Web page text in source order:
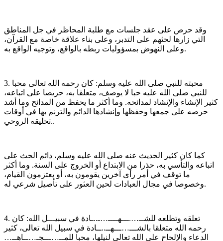
وقد حرص على عقد جلسات مع طلبة المحاظر في جل المناطق
التي زارها لحثهم على التدبر، وعلى بناء علاقة خاصة مع القرآن،
وعلى النهوض بمسؤوليات ربطه بالواقع، وتوجيه الواقع به.
3. محبته للنبي صلى الله عليه وسلم: كان رحمه الله تعالى محبا
للنبي صلى الله عليه حبا لا يوصف، متعلقا به، حريصا على اتباعه،
كثير الإنشاء والإنشاد لمدائحه. وما أكثر ما يحفظ من المدائح وما أشد
حرصه على جمعها وحفظها وإنشادها الدائم والترنم بها في أوقات
تحليقه الروحي..
كما كان كثير الحديث عنه صلى الله عليه وسلم، دائم الحث على
اتباعه والتأسي به، حذرا من الابتداع أو الخروج على السنة. وما أكثر
ما توقف في أمر رأى آخرين يقومون به، أو يعتزمون القيام،
وخصوصا في مجال العبادات لحين العثور على تأصيل شرعي له.
4. تعلقه وتطلعه للشــ….ـــهــــ…ـ..ـادة في سبيـــل الله: كان
رحمه الله متعلقا بالشـــ…ـــهــ..ــادة في سبيل الله تعالى، كثير
الدعاء والإلحاح على الله تعالى لنيلها، محبا للمــ…ـــجـ…ــاهــ…